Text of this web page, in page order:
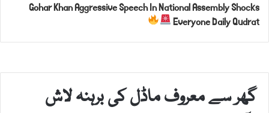
Gohar Khan Aggressive Speech In National Assembly Shocks
Everyone Daily Qudrat